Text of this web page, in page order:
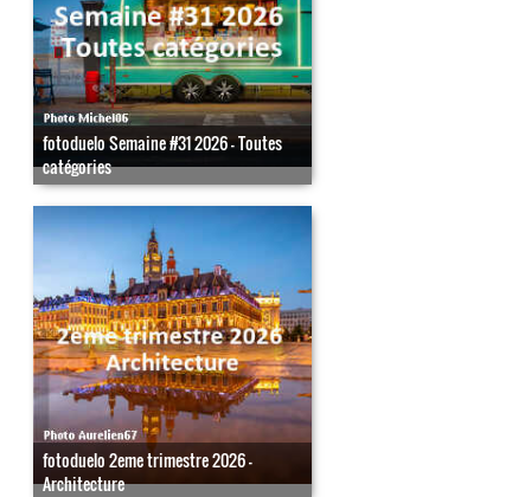
fotoduelo Semaine #31 2026 - Toutes
catégories
fotoduelo 2eme trimestre 2026 -
Architecture